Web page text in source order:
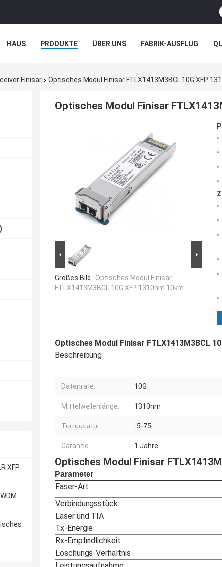
HAUS PRODUKTE ÜBER UNS FABRIK-AUSFLUG
Finisar Optisches Modul Finisar FTLX1413M3BCL 10G XFP
XFP
Optisches Modul Finisar
Großes Bild : Optisches Modul Finisar
FTLX1413M3BCL 10G XFP 1310nm 10km
Optisches Modul Finisar FTLX1413M3BCL
Beschreibung
Datenrate: 10G
Mittelwellenlänge: 1310nm
Temperatur: -5-75
Garantie: 1 Jahre
Optisches Modul Finisar
Parameter
Faser-Art
Verbindungsstück
Laser und TIA
Tx-Energie
Rx-Empfindlichkeit
Löschungs-Verhältnis